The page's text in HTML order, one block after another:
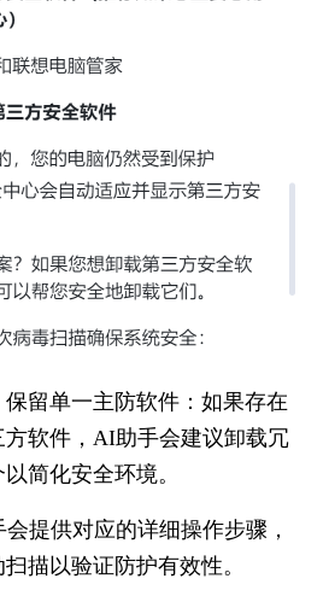
留单一主防软件：如果存在
软件，AI助手会建议卸载冗
简化安全环境。
提供对应的详细操作步骤，
描以验证防护有效性。